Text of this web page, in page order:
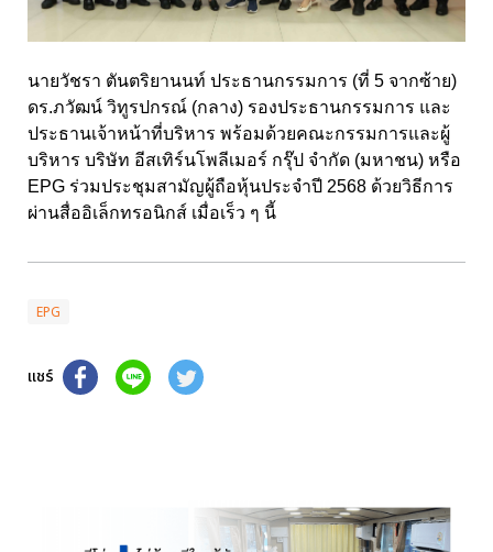
นายวัชรา ตันตริยานนท์ ประธานกรรมการ (ที่ 5 จากซ้าย)
ดร.ภวัฒน์ วิทูรปกรณ์ (กลาง) รองประธานกรรมการ และ
ประธานเจ้าหน้าที่บริหาร พร้อมด้วยคณะกรรมการและผู้
บริหาร บริษัท อีสเทิร์นโพลีเมอร์ กรุ๊ป จำกัด (มหาชน) หรือ
EPG ร่วมประชุมสามัญผู้ถือหุ้นประจำปี 2568 ด้วยวิธีการ
ผ่านสื่ออิเล็กทรอนิกส์ เมื่อเร็ว ๆ นี้
EPG
แชร์